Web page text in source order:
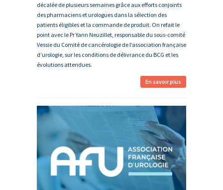
décalée de plusieurs semaines grâce aux efforts conjoints
des pharmaciens et urologues dans la sélection des
patients éligibles et la commande de produit. On refait le
point avec le Pr Yann Neuzillet, responsable du sous-comité
Vessie du Comité de cancérologie de l’association française
d’urologie, sur les conditions de délivrance du BCG et les
évolutions attendues.
En savoir plus